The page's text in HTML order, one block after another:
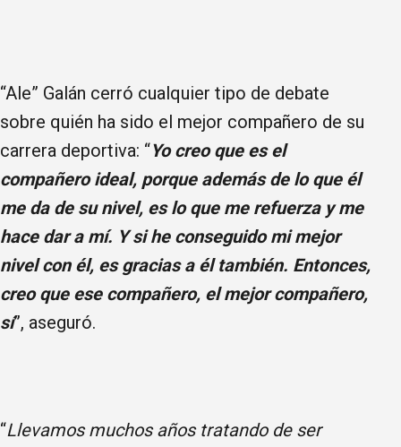
“Ale” Galán cerró cualquier tipo de debate
sobre quién ha sido el mejor compañero de su
carrera deportiva: “Yo creo que es el
compañero ideal, porque además de lo que él
me da de su nivel, es lo que me refuerza y me
hace dar a mí. Y si he conseguido mi mejor
nivel con él, es gracias a él también. Entonces,
creo que ese compañero, el mejor compañero,
sí”, aseguró.
“Llevamos muchos años tratando de ser